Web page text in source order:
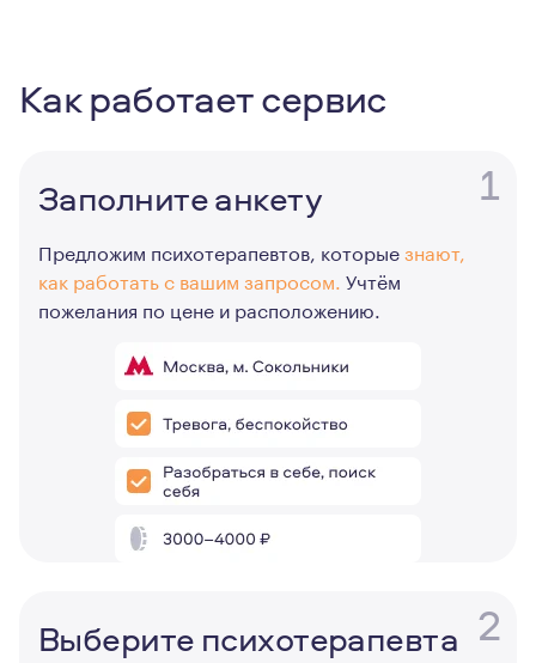
Как работает сервис
1
Заполните анкету
Предложим психотерапевтов, которыезнают,
как работать с вашим запросом. Учтём
пожелания по цене и расположению.
2
Выберите психотерапевта